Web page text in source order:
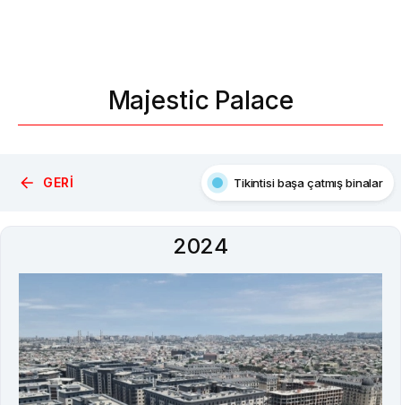
Majestic Palace
GERI Tikintisi başa çatmış binalar
2024